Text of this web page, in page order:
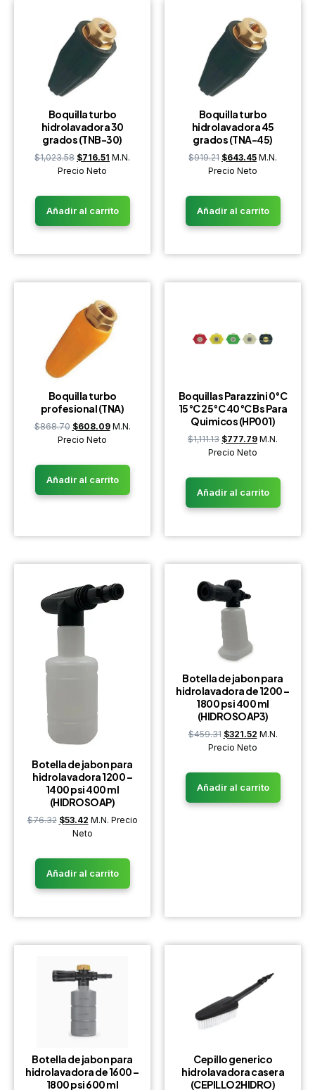
Boquilla turbo
hidrolavadora 30
grados (TNB-30)
$1,023.58 $716.51 M.N.
Precio Neto
Añadir al carrito
Boquilla turbo
hidrolavadora 45
grados (TNA-45)
$919.21 $643.45 M.N.
Precio Neto
Añadir al carrito
Boquilla turbo
profesional (TNA)
$868.70 $608.09 M.N.
Precio Neto
Añadir al carrito
Boquillas Parazzini 0°C
15°C 25°C 40°C Bs Para
Quimicos (HP001)
$1,111.13 $777.79 M.N.
Precio Neto
Añadir al carrito
Botella de jabon para
hidrolavadora 1200 –
1400 psi 400 ml
(HIDROSOAP)
$76.32 $53.42 M.N. Precio
Neto
Añadir al carrito
Botella de jabon para
hidrolavadora de 1200 –
1800 psi 400 ml
(HIDROSOAP3)
$459.31 $321.52 M.N.
Precio Neto
Añadir al carrito
Botella de jabon para
hidrolavadora de 1600 –
1800 psi 600 ml
Cepillo generico
hidrolavadora casera
(CEPILLO2HIDRO)